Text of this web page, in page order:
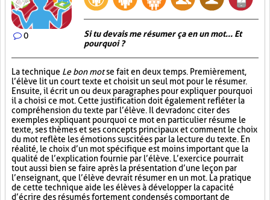
0
Si tu devais me résumer ça en un mot... Et
pourquoi ?
La technique Le bon motse fait en deux temps. Premièrement,
l’élève lit un court texte et choisit un seul mot pour le résumer.
Ensuite, il écrit un ou deux paragraphes pour expliquer pourquoi
il a choisi ce mot. Cette justification doit également refléter la
compréhension du texte par l’élève. Il devra donc citer des
exemples expliquant pourquoi ce mot en particulier résume le
texte, ses thèmes et ses concepts principaux et comment le choix
du mot reflète les émotions suscitées par la lecture du texte. En
réalité, le choix d’un mot spécifique est moins important que la
qualité de l’explication fournie par l’élève. L’exercice pourrait
tout aussi bien se faire après la présentation d’une leçon par
l’enseignant, que l’élève devrait résumer en un mot. La pratique
de cette technique aide les élèves à développer la capacité
d’écrire des résumés fortement condensés comportant de